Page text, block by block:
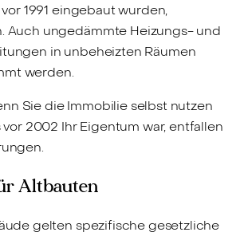
1991 eingebaut wurden,
Auch ungedämmte Heizungs- und
in unbeheizten Räumen
werden.
Sie die Immobilie selbst nutzen
2002 Ihr Eigentum war, entfallen
Altbauten
gelten spezifische gesetzliche